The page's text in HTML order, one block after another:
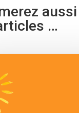
…